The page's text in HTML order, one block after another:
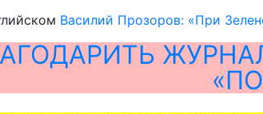
Василий Прозоров: «При